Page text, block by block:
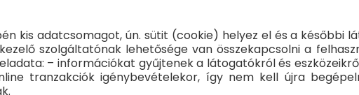
kis adatcsomagot, ún. sütit (cookie) helyez el és a későbbi
szolgáltatónak lehetősége van összekapcsolni a
– információkat gyűjtenek a látogatókról és
tranzakciók igénybevételekor, így nem kell újra